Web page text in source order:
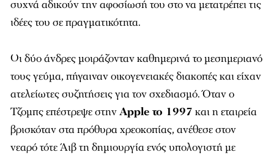
συχνά αδικούν την αφοσίωσή του στο να μετατρέπει τις
ιδέες του σε πραγματικότητα.
Οι δύο άνδρες μοιράζονταν καθημερινά το μεσημεριανό
τους γεύμα, πήγαιναν οικογενειακές διακοπές και είχαν
ατελείωτες συζητήσεις για τον σχεδιασμό. Όταν ο
Τζομπς επέστρεψε στηνApple το 1997 και η εταιρεία
βρισκόταν στα πρόθυρα χρεοκοπίας, ανέθεσε στον
νεαρό τότε Άιβ τη δημιουργία ενός υπολογιστή με